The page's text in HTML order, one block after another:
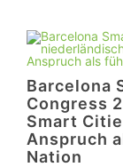
Barcelona
Congress
Smart
Anspruch
Nation